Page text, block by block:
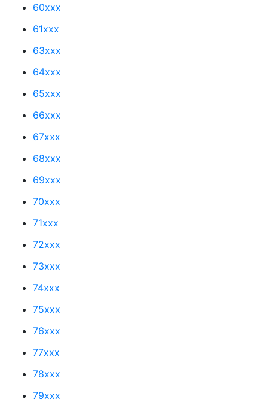
60xxx
61xxx
63xxx
64xxx
65xxx
66xxx
67xxx
68xxx
69xxx
70xxx
71xxx
72xxx
73xxx
74xxx
75xxx
76xxx
77xxx
78xxx
79xxx